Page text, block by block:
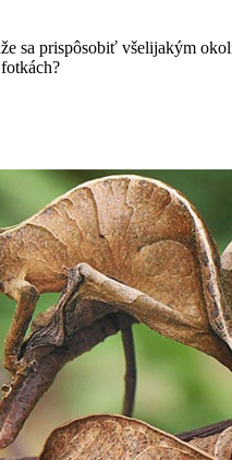
sa prispôsobiť všelijakým